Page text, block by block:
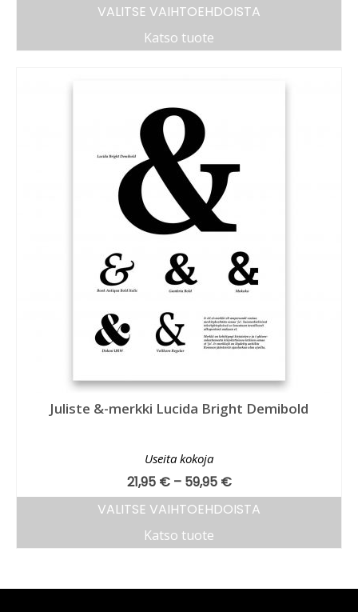
VALITSE VAIHTOEHDOISTA
Katso tuote
Juliste &-merkki Lucida Bright Demibold
Useita kokoja
21,95 € – 59,95 €
VALITSE VAIHTOEHDOISTA
Katso tuote